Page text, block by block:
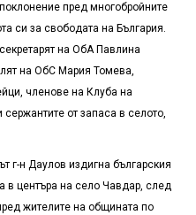
пред многобройните
си за свободата на България.
секретарят на ОбАПавлина
на ОбС Мария Томева,
членове на Клуба на
от запаса в селото,
г-н Даулов издигна българския
в центъра на село Чавдар, след
жителите на общината по